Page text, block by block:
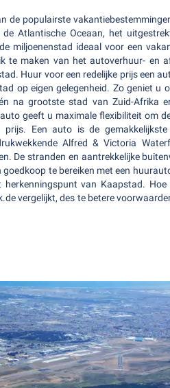
de populairste
Atlantische Oceaan, het
miljoenenstad ideaal voor een
te maken van het autoverhuur- en
Huur voor een redelijke prijs een
op eigen gelegenheid. Zo geniet u
na grootste stad van Zuid-Afrika
geeft u maximale flexibiliteit om
prijs. Een auto is de
Alfred & Victoria
De stranden en aantrekkelijke
te bereiken met een
herkenningspunt van Kaapstad. Hoe
vergelijkt, des te betere